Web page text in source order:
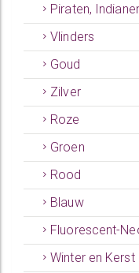
Piraten,
Vlinders
Goud
Zilver
Roze
Groen
Rood
Blauw
Fluorescent-
Winter en Kerst